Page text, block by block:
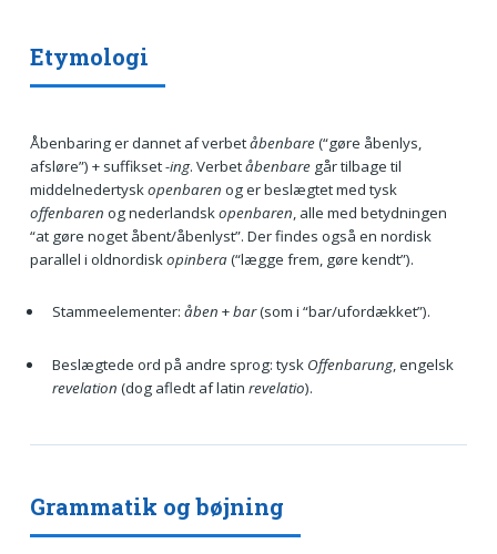
Etymologi
Åbenbaring er dannet af verbetåbenbare(“gøre åbenlys,
afsløre”) + suffikset-ing. Verbetåbenbaregår tilbage til
middelnedertyskopenbaren og er beslægtet med tysk
offenbaren og nederlandskopenbaren , alle med betydningen
“at gøre noget åbent/åbenlyst”. Der findes også en nordisk
parallel i oldnordiskopinbera(“lægge frem, gøre kendt”).
Stammeelementer: åben +bar(som i “bar/ufordækket”).
Beslægtede ord på andre sprog: tysk Offenbarung, engelsk
revelation (dog afledt af latin revelatio).
Grammatik og bøjning